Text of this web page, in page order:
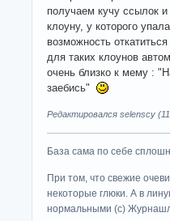
получаем кучу ссылок
клоуну, у которого
возможность
для таких клоунов
очень близко к мему :
заебись"
Редактировался selenscy
База сама по себе
При том, что свежие
некоторые глюки. А в
нормальными (c)